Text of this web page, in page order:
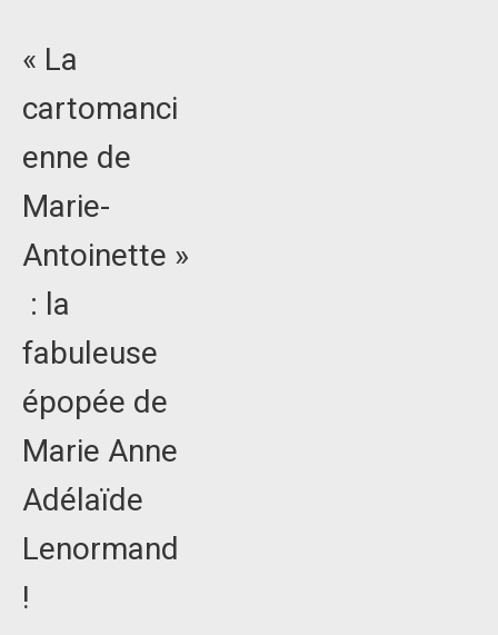
« La
cartomanci
enne de
Marie-
Antoinette »
: la
fabuleuse
épopée de
Marie Anne
Adélaïde
Lenormand
!